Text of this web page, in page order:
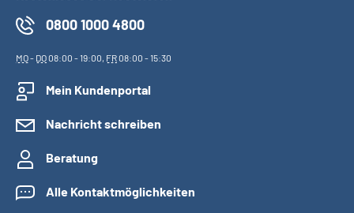
0800 1000 4800
MO- DO08:00 - 19:00, FR08:00 - 15:30
Mein Kundenportal
Nachricht schreiben
Beratung
Alle Kontaktmöglichkeiten